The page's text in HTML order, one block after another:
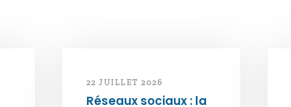
22 JUILLET 2026
Réseaux sociaux : la